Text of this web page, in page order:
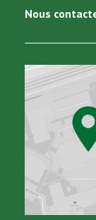
Nous